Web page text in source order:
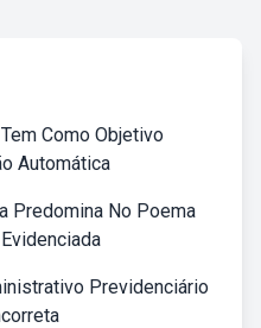
Como Objetivo
Automática
Predomina No Poema
Previdenciário